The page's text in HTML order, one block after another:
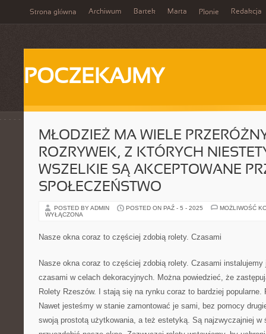
Strona główna Archiwum Bartek Marta Płonie Redakcja
POCZEKAJMY
MŁODZIEŻ MA WIELE
ROZRYWEK, Z KTÓRYCH
WSZELKIE SĄ AKCEPTOWANE
SPOŁECZEŃSTWO
POSTED BY ADMIN POSTED ON PAŹ - 5 - 2025
MOŻLIWOŚĆ
WYŁĄCZONA
Nasze okna coraz to częściej zdobią rolety. Czasami
Nasze okna coraz to częściej zdobią rolety. Czasami
czasami w celach dekoracyjnych. Można powiedzieć, że
Rolety Rzeszów. I stają się na rynku coraz to bardziej
Nawet jesteśmy w stanie zamontować je sami, bez pomocy
swoją prostotą użytkowania, a też estetyką. Są najzwyczajniej w